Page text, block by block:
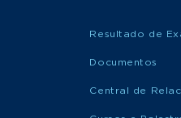
Resultado de
Documentos
Central de